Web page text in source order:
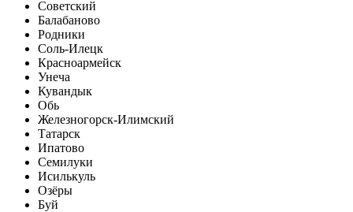
Советский
Балабаново
Родники
Соль-Илецк
Красноармейск
Унеча
Кувандык
Обь
Железногорск-Илимский
Татарск
Ипатово
Семилуки
Исилькуль
Озёры
Буй